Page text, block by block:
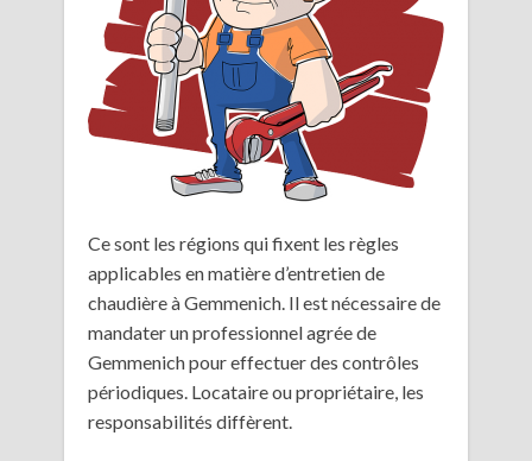
Ce sont les régions qui fixent les règles
applicables en matière d’entretien de
chaudière à Gemmenich. Il est nécessaire de
mandater un professionnel agrée de
Gemmenich pour effectuer des contrôles
périodiques. Locataire ou propriétaire, les
responsabilités diffèrent.